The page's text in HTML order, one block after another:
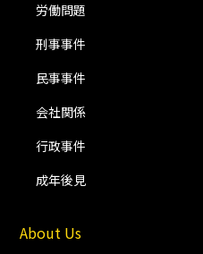
労働問題
刑事事件
民事事件
会社関係
行政事件
成年後見
About Us